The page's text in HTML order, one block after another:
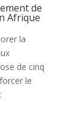
de
Afrique
la
de cinq
le